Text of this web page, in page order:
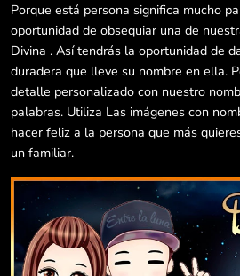
Porque está persona significa mucho
oportunidad de obsequiar una de
Divina . Así tendrás la oportunidad de
duradera que lleve su nombre en ella.
detalle personalizado con nuestro
palabras. Utiliza Las imágenes con
hacer feliz a la persona que más
un familiar.